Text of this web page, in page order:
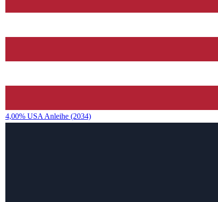
4,00% USA Anleihe (2034)